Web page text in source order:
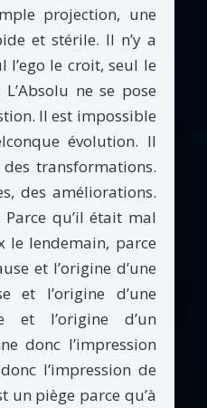
projection, une
et stérile. Il n’y a
l’ego le croit, seul le
ne se pose
Il est impossible
évolution. Il
transformations.
des améliorations.
Parce qu’il était mal
le lendemain, parce
et l’origine d’une
et l’origine d’une
et l’origine d’un
donc l’impression
l’impression de
un piège parce qu’à